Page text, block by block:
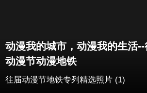
动漫我的城市，动漫我的生活--
动漫节动漫地铁
往届动漫节地铁专列精选照片 (1)